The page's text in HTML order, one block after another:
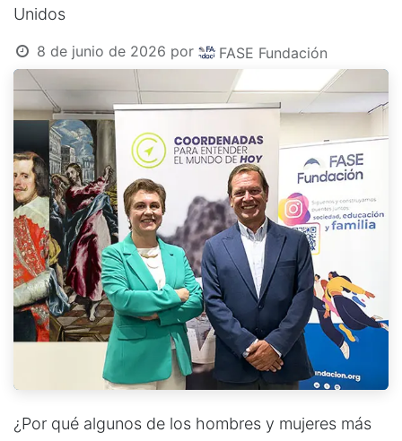
Unidos
8 de junio de 2026 por FASE Fundación
¿Por qué algunos de los hombres y mujeres más